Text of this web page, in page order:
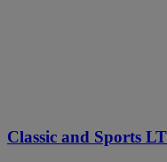
Classic and Sports